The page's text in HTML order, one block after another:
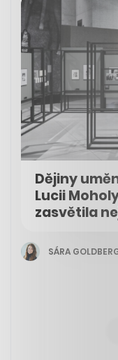
Dějiny
Lucii
zasvětila
SÁRA